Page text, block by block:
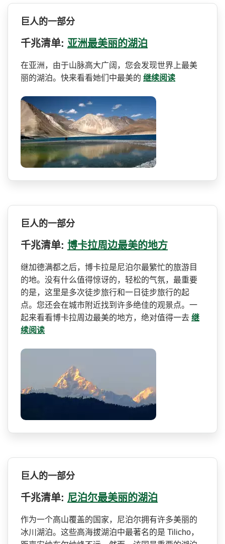
巨人的一部分
千兆清单: 亚洲最美丽的湖泊
在亚洲，由于山脉高大广阔，­您会发现世界上最美
丽的湖泊。快来看看她们中最美的 继续阅读
巨人的一部分
千兆清单: 博卡拉周边最美的地方
继加德满都之后，博卡拉是尼­泊尔最繁忙的旅游目
的地。没有什么值得惊讶的，轻松­的气氛，最重要
的是，这里是多次徒步旅行和一日徒步­旅行的起
点。您还会在城市附近找到许多绝佳的观景点­。一
起来看看博卡拉周边最美的地方，绝对值得一去 继
续阅读
巨人的一部分
千兆清单: 尼泊尔最美丽的湖泊
作为一个高山覆盖的国家，尼­泊尔拥有许多美丽的
冰川湖泊。这些高海拔湖泊中最著­名的是 Tilicho，